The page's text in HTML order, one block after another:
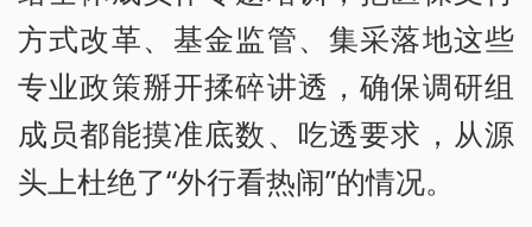
方式改革、基金监管、集采落地这些
专业政策掰开揉碎讲透，确保调研组
成员都能摸准底数、吃透要求，从源
头上杜绝了“外行看热闹”的情况。